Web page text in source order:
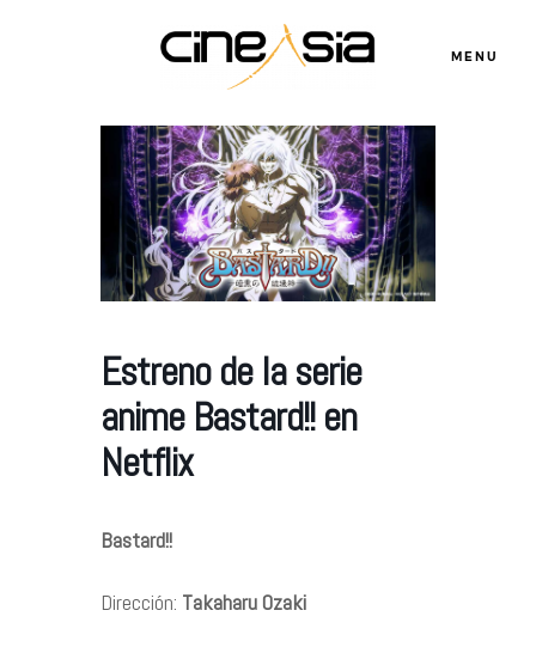
MENU
Estreno de la serie
anime Bastard!! en
Netflix
Bastard!!
Dirección: Takaharu Ozaki